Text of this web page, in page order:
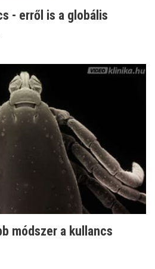
- erről is a globális
módszer a kullancs